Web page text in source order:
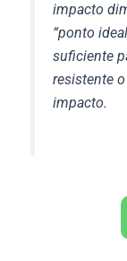
impacto
“ponto
suficiente
resistente
impacto.